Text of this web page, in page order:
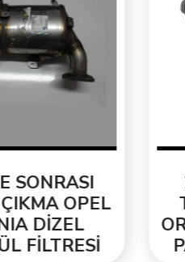
OPEL
DİZEL
FİLTRESİ